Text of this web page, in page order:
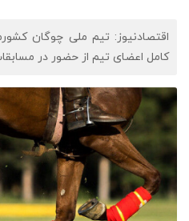
اقتصادنیوز: تیم ملی چوگان
کامل اعضای تیم از حضور در